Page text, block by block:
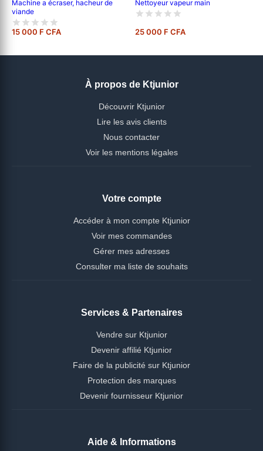
Machine a écraser, hacheur de
viande
15 000 F CFA
Nettoyeur vapeur main
25 000 F CFA
À propos de Ktjunior
Découvrir Ktjunior
Lire les avis clients
Nous contacter
Voir les mentions légales
Votre compte
Accéder à mon compte Ktjunior
Voir mes commandes
Gérer mes adresses
Consulter ma liste de souhaits
Services & Partenaires
Vendre sur Ktjunior
Devenir affilié Ktjunior
Faire de la publicité sur Ktjunior
Protection des marques
Devenir fournisseur Ktjunior
Aide & Informations